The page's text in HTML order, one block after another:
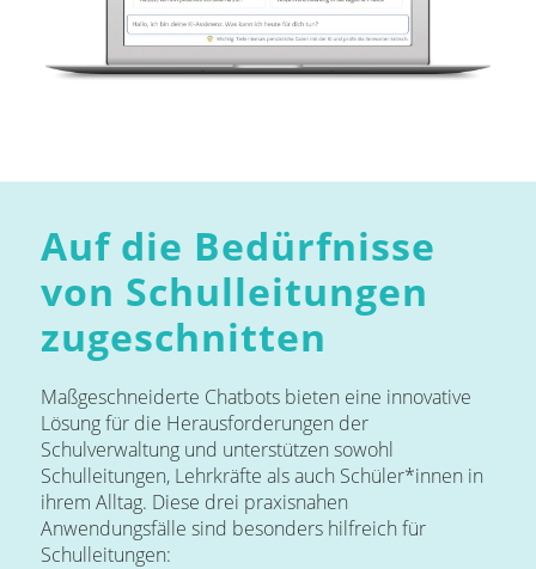
Auf die Bedürfnisse
von Schulleitungen
zugeschnitten
Maßgeschneiderte Chatbots bieten eine innovative
Lösung für die Herausforderungen der
Schulverwaltung und unterstützen sowohl
Schulleitungen, Lehrkräfte als auch Schüler*innen in
ihrem Alltag. Diese drei praxisnahen
Anwendungsfälle sind besonders hilfreich für
Schulleitungen: